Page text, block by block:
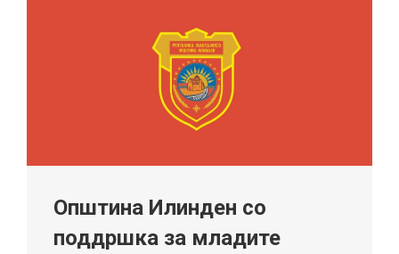
Општина Илинден со
поддршка за младите